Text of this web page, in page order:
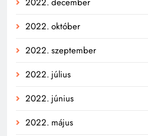
2022. október
2022. szeptember
2022. július
2022. június
2022. május